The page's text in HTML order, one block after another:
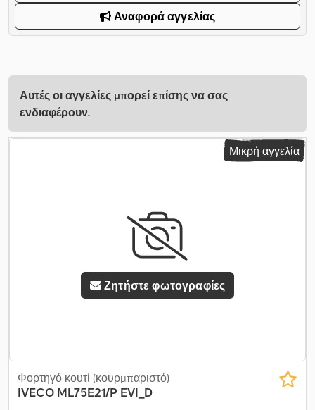
Αναφορά αγγελίας
Αυτές οι αγγελίες μπορεί επίσης να σας
ενδιαφέρουν.
Μικρή αγγελία
Ζητήστε φωτογραφίες
Φορτηγό κουτί (κουρμπαριστό)
IVECO ML75E21/P EVI_D